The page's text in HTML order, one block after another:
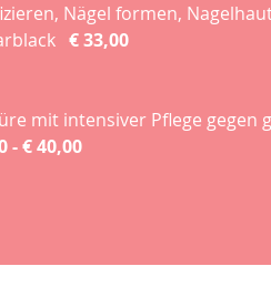
Nägel formen,
€ 33,00
mit intensiver Pflege gegen
- € 40,00